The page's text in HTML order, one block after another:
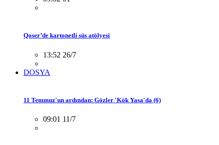
Qoser’de kartonetli süs atölyesi
13:52 26/7
DOSYA
11 Temmuz'un ardından: Gözler 'Kök Yasa'da (6)
09:01 11/7